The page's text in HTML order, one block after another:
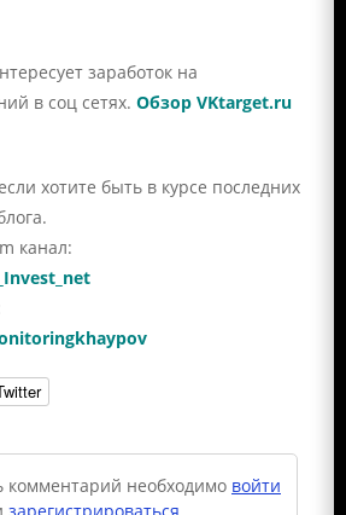
заработок на
в соц сетях. Обзор VKtarget.ru
хотите быть в курсе последних
канал:
комментарий необходимо войти